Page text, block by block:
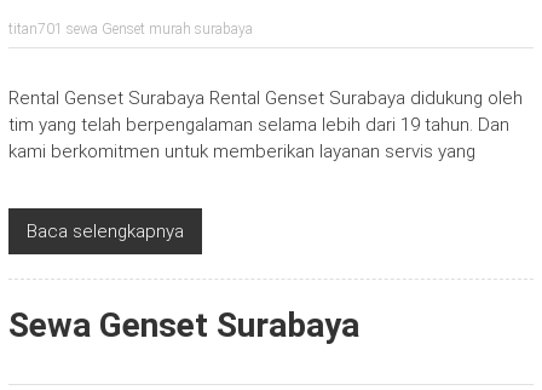
titan701 sewa Genset murah surabaya
Rental Genset Surabaya Rental Genset Surabaya didukung oleh
tim yang telah berpengalaman selama lebih dari 19 tahun. Dan
kami berkomitmen untuk memberikan layanan servis yang
Baca selengkapnya
Sewa Genset Surabaya